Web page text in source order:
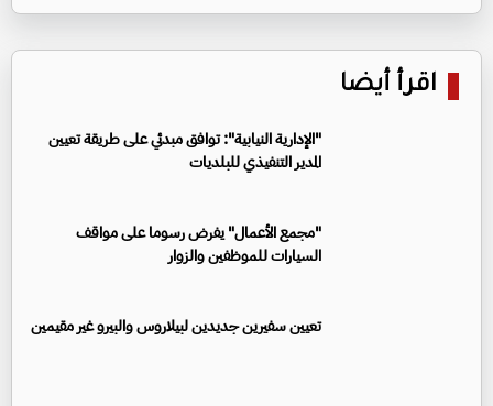
اقرأ أيضا
"الإدارية النيابية": توافق مبدئي على طريقة تعيين
المدير التنفيذي للبلديات
"مجمع الأعمال" يفرض رسوما على مواقف
السيارات للموظفين والزوار
تعيين سفيرين جديدين لبيلاروس والبيرو غير مقيمين